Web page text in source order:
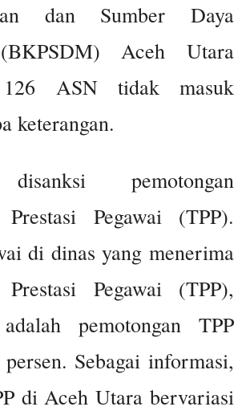
dan Sumber Daya
Aceh Utara
126 ASN tidak masuk
keterangan.
pemotongan
Prestasi Pegawai (TPP).
di dinas yang menerima
Prestasi Pegawai (TPP),
pemotongan TPP
Sebagai informasi,
di Aceh Utara bervariasi